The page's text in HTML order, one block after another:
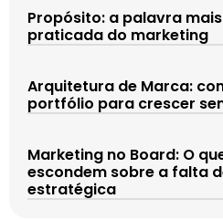
Propósito: a palavra
praticada do marketing
Arquitetura de Marca:
portfólio para crescer
Marketing no Board: O
escondem sobre a falta
estratégica